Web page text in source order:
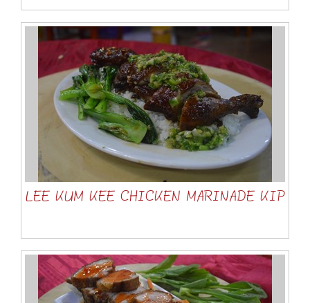
LEE KUM KEE CHICKEN MARINADE KIP